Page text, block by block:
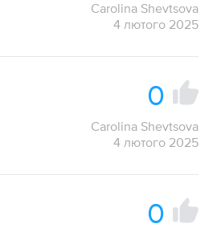
Carolina Shevtsova
4 лютого 2025
0
Carolina Shevtsova
4 лютого 2025
0